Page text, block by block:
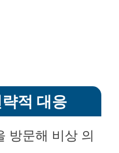
적 대응
방문해 비상 의